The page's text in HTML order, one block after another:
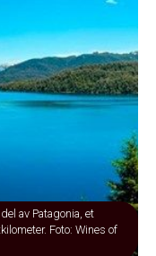
av Patagonia, et
Foto: Wines of